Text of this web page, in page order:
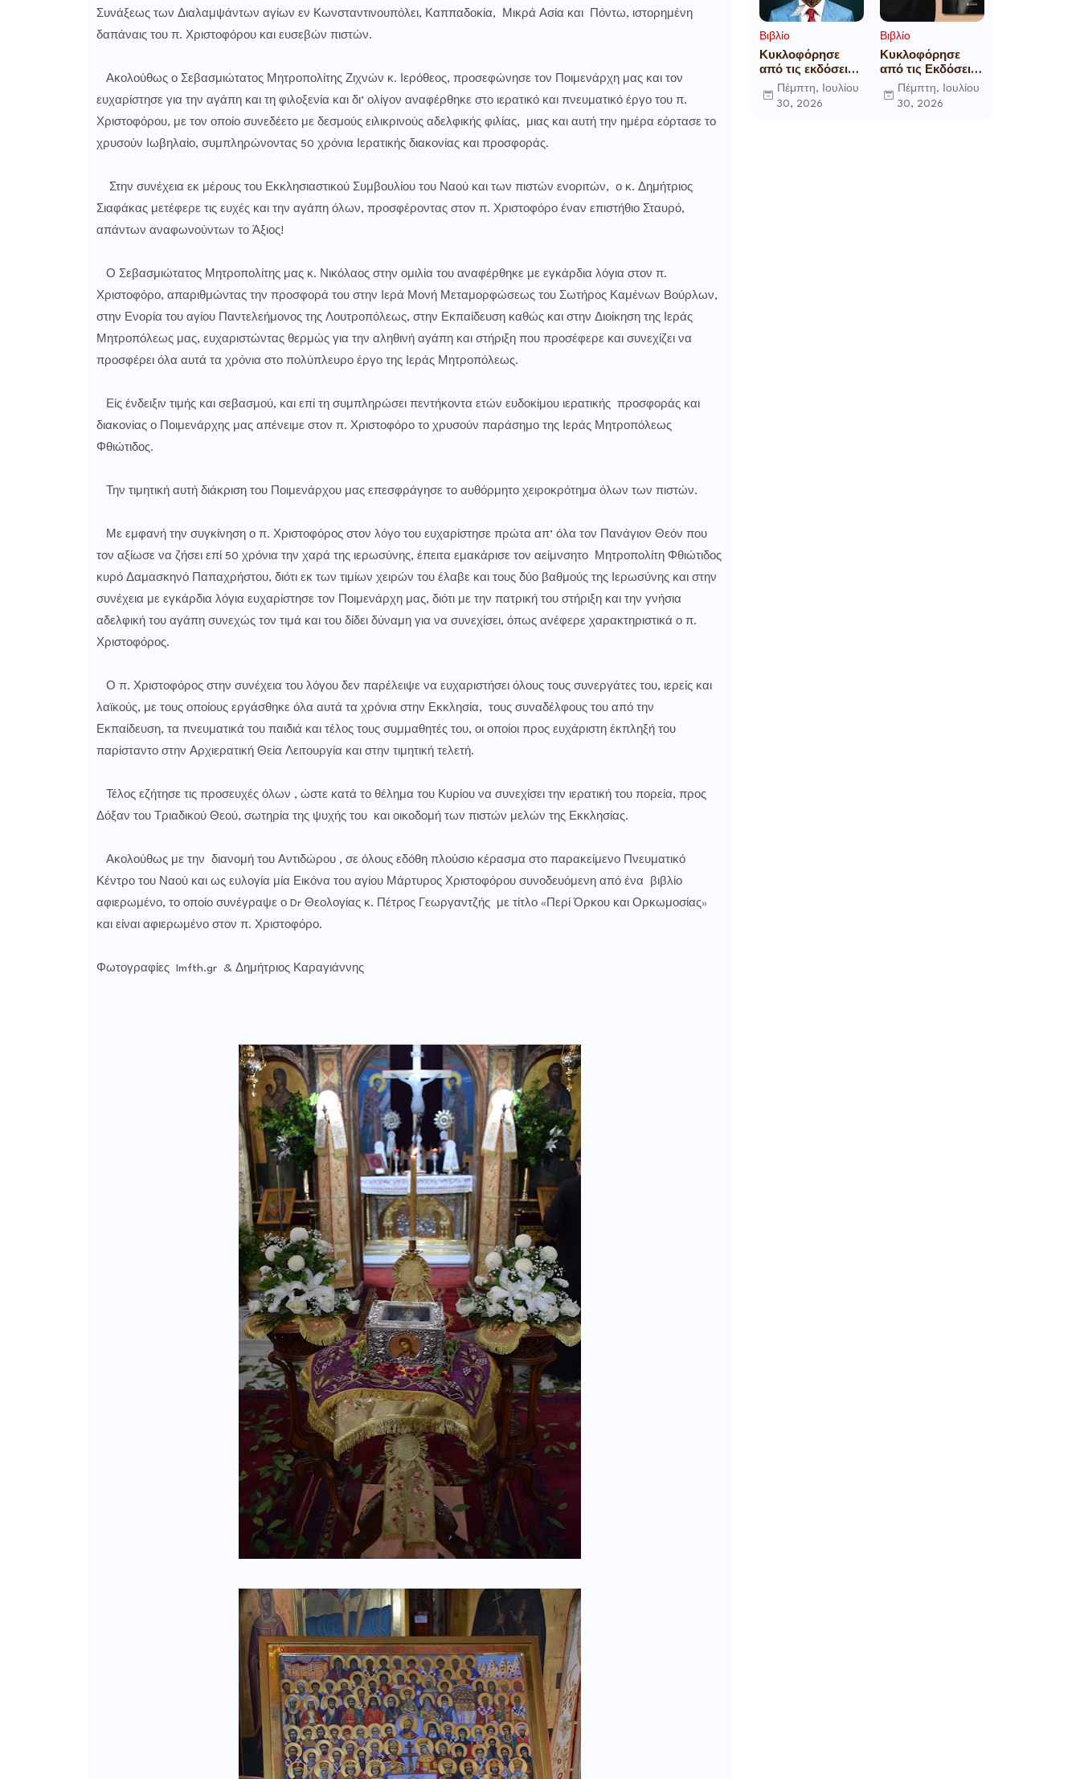
Συνάξεως των Διαλαμψάντων αγίων εν Κωνσταντινουπόλει, Καππαδοκία, Μικρά Ασία και Πόντω, ιστορημένη
δαπάναις του π. Χριστοφόρου και ευσεβών πιστών.
Ακολούθως ο Σεβασμιώτατος Μητροπολίτης Ζιχνών κ. Ιερόθεος, προσεφώνησε τον Ποιμενάρχη μας και τον
ευχαρίστησε για την αγάπη και τη φιλοξενία και δι’ ολίγον αναφέρθηκε στο ιερατικό και πνευματικό έργο του π.
Χριστοφόρου, με τον οποίο συνεδέετο με δεσμούς ειλικρινούς αδελφικής φιλίας, μιας και αυτή την ημέρα εόρτασε το
χρυσούν Ιωβηλαίο, συμπληρώνοντας 50 χρόνια Ιερατικής διακονίας και προσφοράς.
Στην συνέχεια εκ μέρους του Εκκλησιαστικού Συμβουλίου του Ναού και των πιστών ενοριτών, ο κ. Δημήτριος
Σιαφάκας μετέφερε τις ευχές και την αγάπη όλων, προσφέροντας στον π. Χριστοφόρο έναν επιστήθιο Σταυρό,
απάντων αναφωνούντων το Άξιος!
Ο Σεβασμιώτατος Μητροπολίτης μας κ. Νικόλαος στην ομιλία του αναφέρθηκε με εγκάρδια λόγια στον π.
Χριστοφόρο, απαριθμώντας την προσφορά του στην Ιερά Μονή Μεταμορφώσεως του Σωτήρος Καμένων Βούρλων,
στην Ενορία του αγίου Παντελεήμονος της Λουτροπόλεως, στην Εκπαίδευση καθώς και στην Διοίκηση της Ιεράς
Μητροπόλεως μας, ευχαριστώντας θερμώς για την αληθινή αγάπη και στήριξη που προσέφερε και συνεχίζει να
προσφέρει όλα αυτά τα χρόνια στο πολύπλευρο έργο της Ιεράς Μητροπόλεως.
Είς ένδειξιν τιμής και σεβασμού, και επί τη συμπληρώσει πεντήκοντα ετών ευδοκίμου ιερατικής προσφοράς και
διακονίας ο Ποιμενάρχης μας απένειμε στον π. Χριστοφόρο το χρυσούν παράσημο της Ιεράς Μητροπόλεως
Φθιώτιδος.
Την τιμητική αυτή διάκριση του Ποιμενάρχου μας επεσφράγησε το αυθόρμητο χειροκρότημα όλων των πιστών.
Με εμφανή την συγκίνηση ο π. Χριστοφόρος στον λόγο του ευχαρίστησε πρώτα απ’ όλα τον Πανάγιον Θεόν που
τον αξίωσε να ζήσει επί 50 χρόνια την χαρά της ιερωσύνης, έπειτα εμακάρισε τον αείμνσητο Μητροπολίτη Φθιώτιδος
κυρό Δαμασκηνό Παπαχρήστου, διότι εκ των τιμίων χειρών του έλαβε και τους δύο βαθμούς της Ιερωσύνης και στην
συνέχεια με εγκάρδια λόγια ευχαρίστησε τον Ποιμενάρχη μας, διότι με την πατρική του στήριξη και την γνήσια
αδελφική του αγάπη συνεχώς τον τιμά και του δίδει δύναμη για να συνεχίσει, όπως ανέφερε χαρακτηριστικά ο π.
Χριστοφόρος.
Ο π. Χριστοφόρος στην συνέχεια του λόγου δεν παρέλειψε να ευχαριστήσει όλους τους συνεργάτες του, ιερείς και
λαϊκούς, με τους οποίους εργάσθηκε όλα αυτά τα χρόνια στην Εκκλησία, τους συναδέλφους του από την
Εκπαίδευση, τα πνευματικά του παιδιά και τέλος τους συμμαθητές του, οι οποίοι προς ευχάριστη έκπληξή του
παρίσταντο στην Αρχιερατική Θεία Λειτουργία και στην τιμητική τελετή.
Τέλος εζήτησε τις προσευχές όλων , ώστε κατά το θέλημα του Κυρίου να συνεχίσει την ιερατική του πορεία, προς
Δόξαν του Τριαδικού Θεού, σωτηρία της ψυχής του και οικοδομή των πιστών μελών της Εκκλησίας.
Ακολούθως με την διανομή του Αντιδώρου , σε όλους εδόθη πλούσιο κέρασμα στο παρακείμενο Πνευματικό
Κέντρο του Ναού και ως ευλογία μία Εικόνα του αγίου Μάρτυρος Χριστοφόρου συνοδευόμενη από ένα βιβλίο
αφιερωμένο, το οποίο συνέγραψε ο Dr Θεολογίας κ. Πέτρος Γεωργαντζής με τίτλο «Περί Όρκου και Ορκωμοσίας»
και είναι αφιερωμένο στον π. Χριστοφόρο.
Φωτογραφίες Imfth.gr & Δημήτριος Καραγιάννης
Βιβλίο
Κυκλοφόρησε
από τις εκδόσεις
Gema το
μυθιστόρημα του
Πέμπτη, Ιουλίου
30, 2026
Βιβλίο
Κυκλοφόρησε
από τις Εκδόσεις
Επίμετρο το
αστυνομικό
Πέμπτη, Ιουλίου
30, 2026